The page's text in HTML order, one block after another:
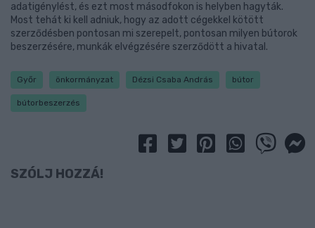
adatigénylést, és ezt most másodfokon is helyben hagyták.
Most tehát ki kell adniuk, hogy az adott cégekkel kötött
szerződésben pontosan mi szerepelt, pontosan milyen bútorok
beszerzésére, munkák elvégzésére szerződött a hivatal.
Győr önkormányzat Dézsi Csaba András bútor
bútorbeszerzés
SZÓLJ HOZZÁ!